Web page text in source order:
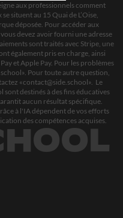
aux professionnels comment
situent au 15 Quai de L’Oise,
déposée. Pour accéder aux
devez avoir fourni une adresse
sont traités avec Stripe, une
également pris en charge, ainsi
et Apple Pay. Pour les problèmes
». Pour toute autre question,
«contact@side.school».  Le
sont destinés à des fins éducatives
aucun résultat spécifique.
à l'IA dépendent de vos efforts
des compétences acquises.